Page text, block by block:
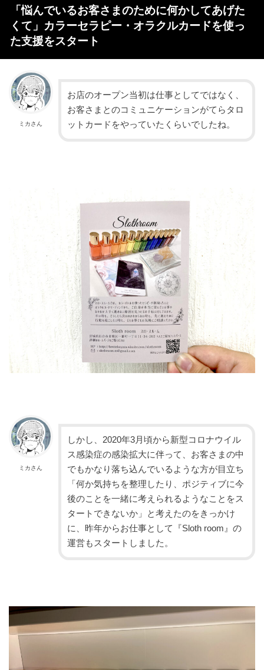
「悩んでいるお客さまのために何かしてあげた
くて」カラーセラピー・オラクルカードを使っ
た支援をスタート
ミカさん
お店のオープン当初は仕事としてではなく、
お客さまとのコミュニケーションがてらタロ
ットカードをやっていたくらいでしたね。
ミカさん
しかし、2020年3月頃から新型コロナウイル
ス感染症の感染拡大に伴って、お客さまの中
でもかなり落ち込んでいるような方が目立ち
「何か気持ちを整理したり、ポジティブに今
後のことを一緒に考えられるようなことをス
タートできないか」と考えたのをきっかけ
に、昨年からお仕事として『Sloth room』の
運営もスタートしました。